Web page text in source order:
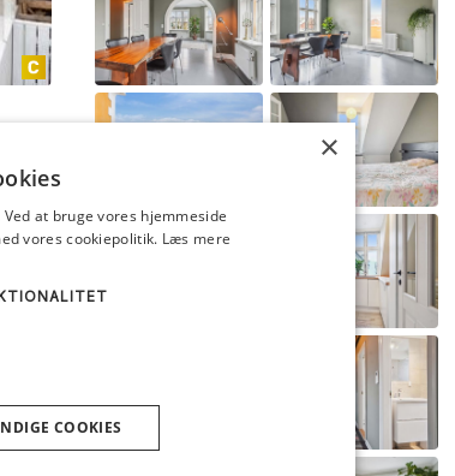
til
og
×
at bruge vores hjemmeside
vores cookiepolitik. Læs mere
COOKIES